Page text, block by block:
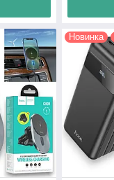
Новинка